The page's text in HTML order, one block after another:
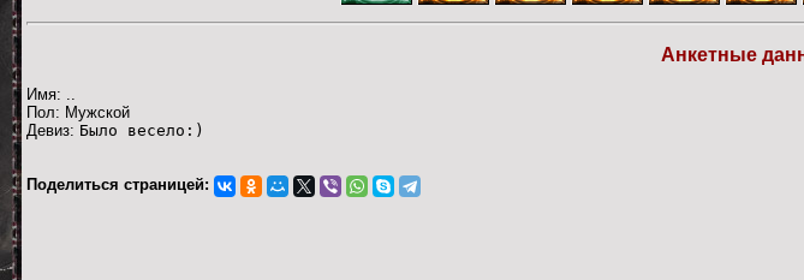
Анкетные
Имя: ..
Пол: Мужской
Девиз: Было весело:)
Поделиться страницей: